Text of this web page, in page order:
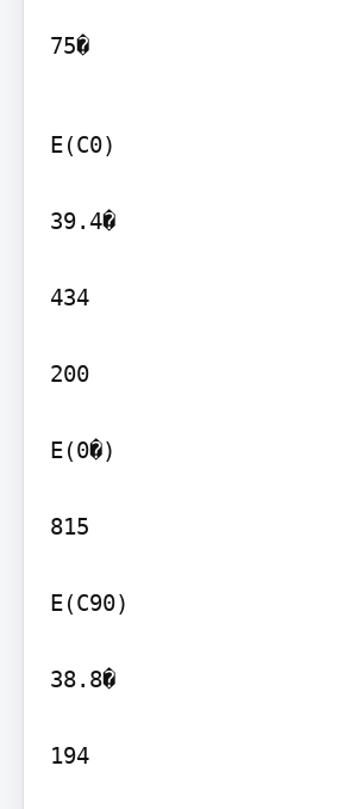
75�
E(C0)
39.4�
434
200
E(0�)
815
E(C90)
38.8�
194